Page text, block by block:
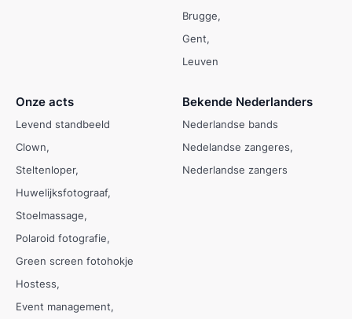
Brugge
Gent
Leuven
Onze acts
Levend standbeeld
Clown
Steltenloper
Huwelijksfotograaf
Stoelmassage
Polaroid fotografie
Green screen fotohokje
Hostess
Event management
Bekende Nederlanders
Nederlandse bands
Nedelandse zangeres
Nederlandse zangers